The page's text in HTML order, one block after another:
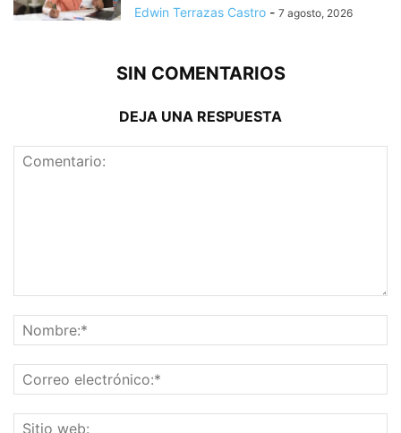
Edwin Terrazas Castro - 7 agosto, 2026
SIN COMENTARIOS
DEJA UNA RESPUESTA